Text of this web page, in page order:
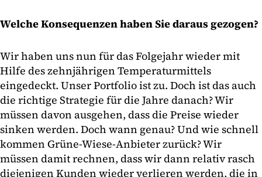
Welche Konsequenzen haben Sie daraus gezogen?
Wir haben uns nun für das Folgejahr wieder mit
Hilfe des zehnjährigen Temperaturmittels
eingedeckt. Unser Portfolio ist zu. Doch ist das auch
die richtige Strategie für die Jahre danach? Wir
müssen davon ausgehen, dass die Preise wieder
sinken werden. Doch wann genau? Und wie schnell
kommen Grüne-Wiese-Anbieter zurück? Wir
müssen damit rechnen, dass wir dann relativ rasch
diejenigen Kunden wieder verlieren werden, die in